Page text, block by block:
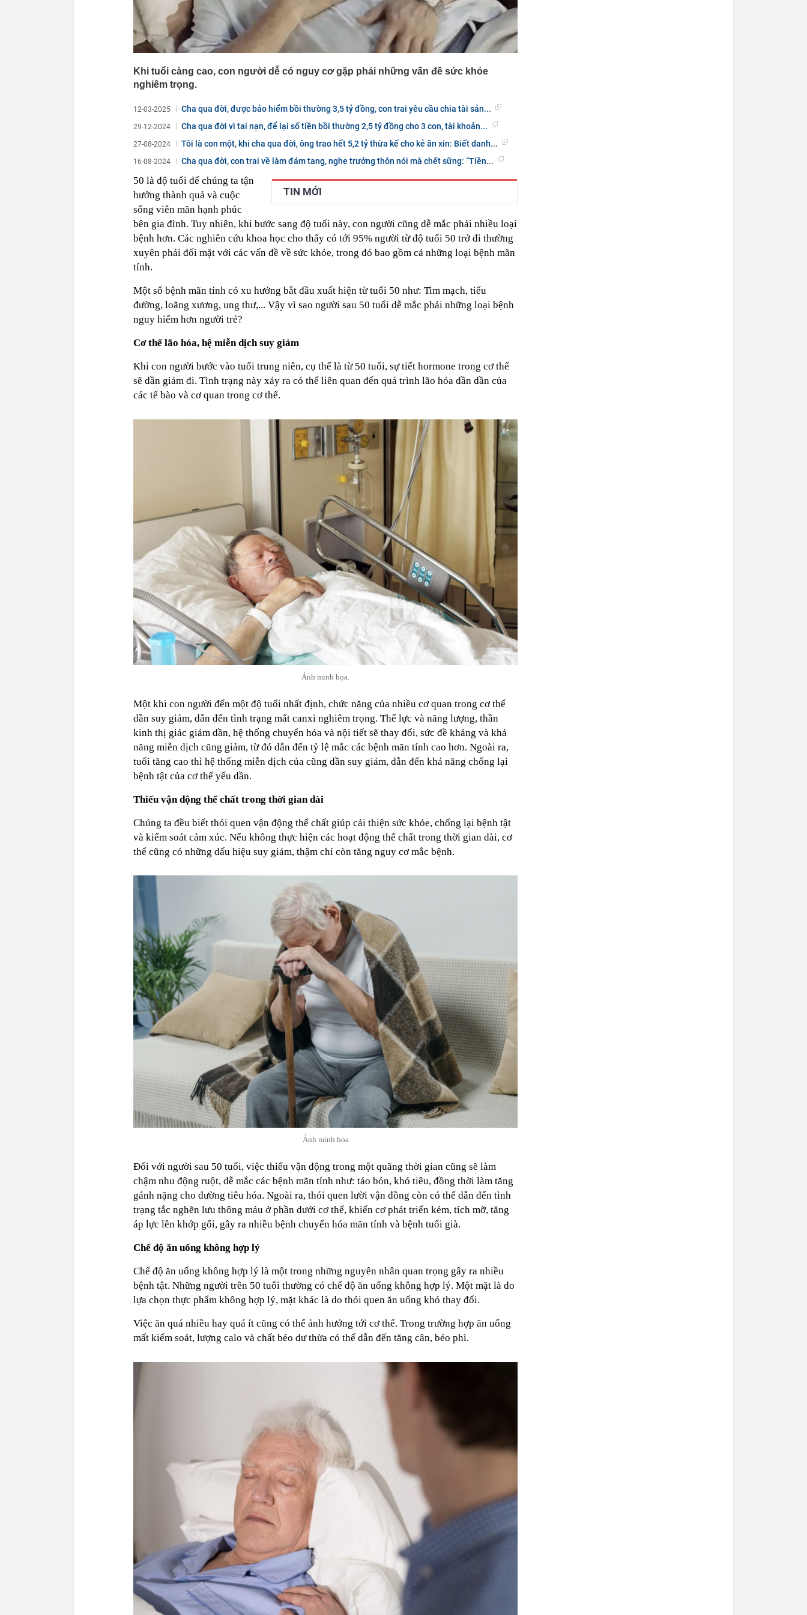
Khi tuổi càng cao, con người dễ có nguy cơ gặp phải những vấn đề sức khỏe
nghiêm trọng.
12-03-2025 Cha qua đời, được bảo hiểm bồi thường 3,5 tỷ đồng, con trai yêu cầu chia tài sản...
29-12-2024 Cha qua đời vì tai nạn, để lại số tiền bồi thường 2,5 tỷ đồng cho 3 con, tài khoản...
27-08-2024 Tôi là con một, khi cha qua đời, ông trao hết 5,2 tỷ thừa kế cho kẻ ăn xin: Biết danh...
16-08-2024 Cha qua đời, con trai về làm đám tang, nghe trưởng thôn nói mà chết sững: “Tiền...
TIN MỚI
50 là độ tuổi để chúng ta tận
hưởng thành quả và cuộc
sống viên mãn hạnh phúc
bên gia đình. Tuy nhiên, khi bước sang độ tuổi này, con người cũng dễ mắc phải nhiều loại
bệnh hơn. Các nghiên cứu khoa học cho thấy có tới 95% người từ độ tuổi 50 trở đi thường
xuyên phải đối mặt với các vấn đề về sức khỏe, trong đó bao gồm cả những loại bệnh mãn
tính.
Một số bệnh mãn tính có xu hướng bắt đầu xuất hiện từ tuổi 50 như: Tim mạch, tiểu
đường, loãng xương, ung thư,... Vậy vì sao người sau 50 tuổi dễ mắc phải những loại bệnh
nguy hiểm hơn người trẻ?
Cơ thể lão hóa, hệ miễn dịch suy giảm
Khi con người bước vào tuổi trung niên, cụ thể là từ 50 tuổi, sự tiết hormone trong cơ thể
sẽ dần giảm đi. Tình trạng này xảy ra có thể liên quan đến quá trình lão hóa dần dần của
các tế bào và cơ quan trong cơ thể.
Ảnh minh họa.
Một khi con người đến một độ tuổi nhất định, chức năng của nhiều cơ quan trong cơ thể
dần suy giảm, dẫn đến tình trạng mất canxi nghiêm trọng. Thể lực và năng lượng, thần
kinh thị giác giảm dần, hệ thống chuyển hóa và nội tiết sẽ thay đổi, sức đề kháng và khả
năng miễn dịch cũng giảm, từ đó dẫn đến tỷ lệ mắc các bệnh mãn tính cao hơn. Ngoài ra,
tuổi tăng cao thì hệ thống miễn dịch của cũng dần suy giảm, dẫn đến khả năng chống lại
bệnh tật của cơ thể yếu dần.
Thiếu vận động thể chất trong thời gian dài
Chúng ta đều biết thói quen vận động thể chất giúp cải thiện sức khỏe, chống lại bệnh tật
và kiểm soát cảm xúc. Nếu không thực hiện các hoạt động thể chất trong thời gian dài, cơ
thể cũng có những dấu hiệu suy giảm, thậm chí còn tăng nguy cơ mắc bệnh.
Ảnh minh họa
Đối với người sau 50 tuổi, việc thiếu vận động trong một quãng thời gian cũng sẽ làm
chậm nhu động ruột, dễ mắc các bệnh mãn tính như: táo bón, khó tiêu, đồng thời làm tăng
gánh nặng cho đường tiêu hóa. Ngoài ra, thói quen lười vận đồng còn có thể dẫn đến tình
trạng tắc nghẽn lưu thông máu ở phần dưới cơ thể, khiến cơ phát triển kém, tích mỡ, tăng
áp lực lên khớp gối, gây ra nhiều bệnh chuyển hóa mãn tính và bệnh tuổi già.
Chế độ ăn uống không hợp lý
Chế độ ăn uống không hợp lý là một trong những nguyên nhân quan trọng gây ra nhiều
bệnh tật. Những người trên 50 tuổi thường có chế độ ăn uống không hợp lý. Một mặt là do
lựa chọn thực phẩm không hợp lý, mặt khác là do thói quen ăn uống khó thay đổi.
Việc ăn quá nhiều hay quá ít cũng có thể ảnh hưởng tới cơ thể. Trong trường hợp ăn uống
mất kiểm soát, lượng calo và chất béo dư thừa có thể dẫn đến tăng cân, béo phì.